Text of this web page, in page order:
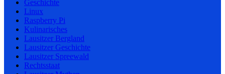
Geschichte
Linux
Raspberry Pi
Kulinarisches
Lausitzer Bergland
Lausitzer Geschichte
Lausitzer Spreewald
Rechtsstaat